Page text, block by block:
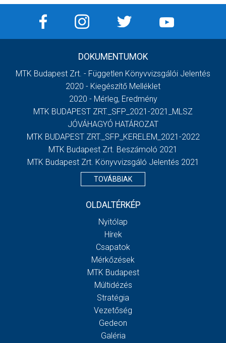
DOKUMENTUMOK
MTK Budapest Zrt. - Független Könyvvizsgálói Jelentés
2020 - Kiegészítő Melléklet
2020 - Mérleg, Eredmény
MTK BUDAPEST ZRT._SFP_2021-2021_MLSZ
JÓVÁHAGYÓ HATÁROZAT
MTK BUDAPEST ZRT._SFP_KERELEM_2021-2022
MTK Budapest Zrt. Beszámoló 2021
MTK Budapest Zrt. Könyvvizsgáló Jelentés 2021
TOVÁBBIAK
OLDALTÉRKÉP
Nyitólap
Hírek
Csapatok
Mérkőzések
MTK Budapest
Múltidézés
Stratégia
Vezetőség
Gedeon
Galéria